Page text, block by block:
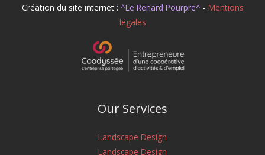
Création du site internet : ^Le Renard Pourpre^ - Mentions
légales
Our Services
Landscape Design
Landscape Design